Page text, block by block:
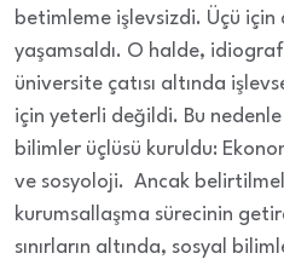
betimleme işlevsizdi. Üçü için
yaşamsaldı. O halde,
üniversite çatısı altında
için yeterli değildi. Bu
bilimler üçlüsü kuruldu:
ve sosyoloji. Ancak
kurumsallaşma sürecinin
sınırların altında, sosyal